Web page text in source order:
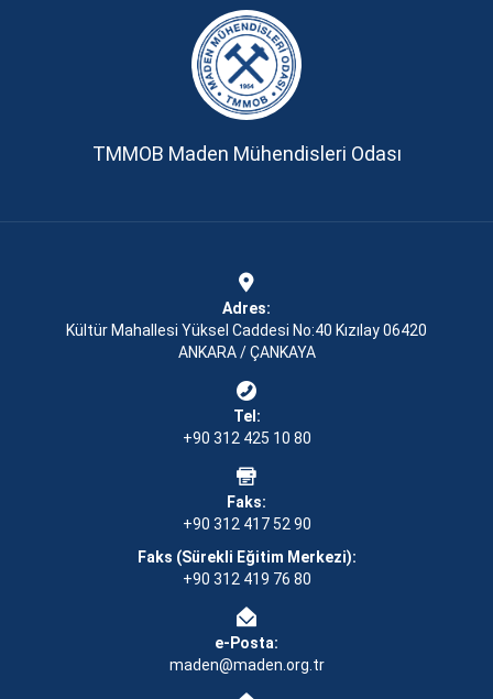
TMMOB Maden Mühendisleri Odası
Adres:
Kültür Mahallesi Yüksel Caddesi No:40 Kızılay 06420
ANKARA / ÇANKAYA
Tel:
+90 312 425 10 80
Faks:
+90 312 417 52 90
Faks (Sürekli Eğitim Merkezi):
+90 312 419 76 80
e-Posta:
maden@maden.org.tr